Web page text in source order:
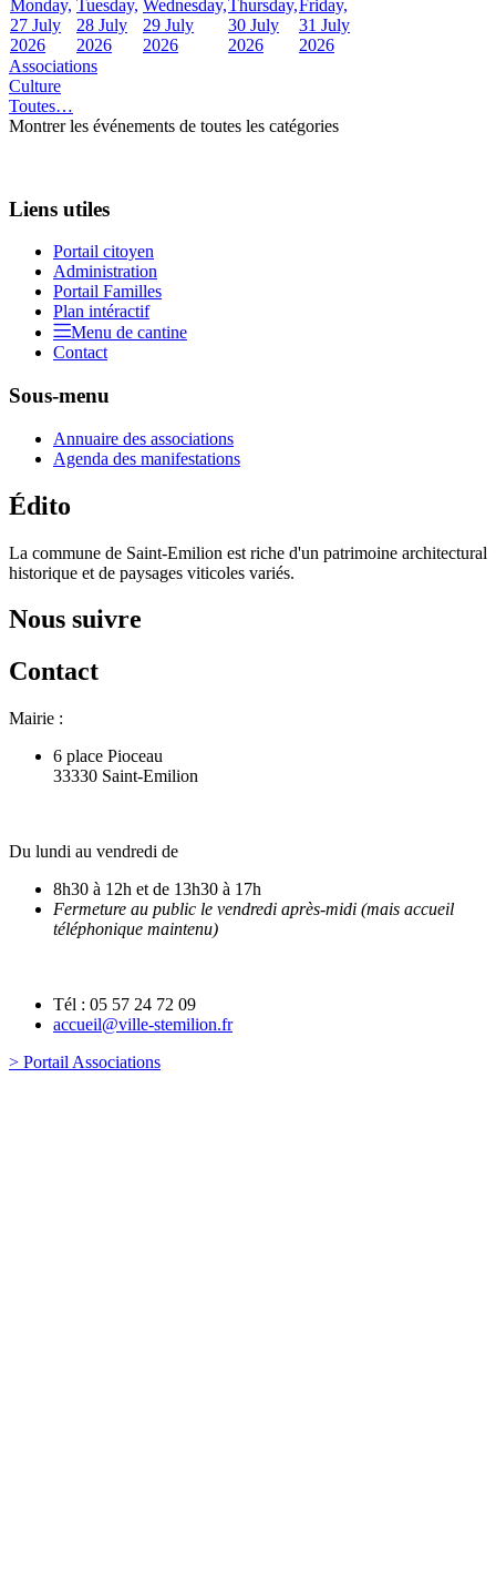
Monday,
27 July
2026
Tuesday,
28 July
2026
Wednesday,
29 July
2026
Thursday,
30 July
2026
Friday,
31 July
2026
Associations
Culture
Toutes…
Montrer les événements de toutes les catégories
Liens utiles
Portail citoyen
Administration
Portail Familles
Plan intéractif
Menu de cantine
Contact
Sous-menu
Annuaire des associations
Agenda des manifestations
Édito
La commune de Saint-Emilion est riche d'un patrimoine architectural
historique et de paysages viticoles variés.
Nous suivre
Contact
Mairie :
6 place Pioceau
33330 Saint-Emilion
Du lundi au vendredi de
8h30 à 12h et de 13h30 à 17h
Fermeture au public le vendredi après-midi (mais accueil
téléphonique maintenu)
Tél : 05 57 24 72 09
accueil@ville-stemilion.fr
> Portail Associations